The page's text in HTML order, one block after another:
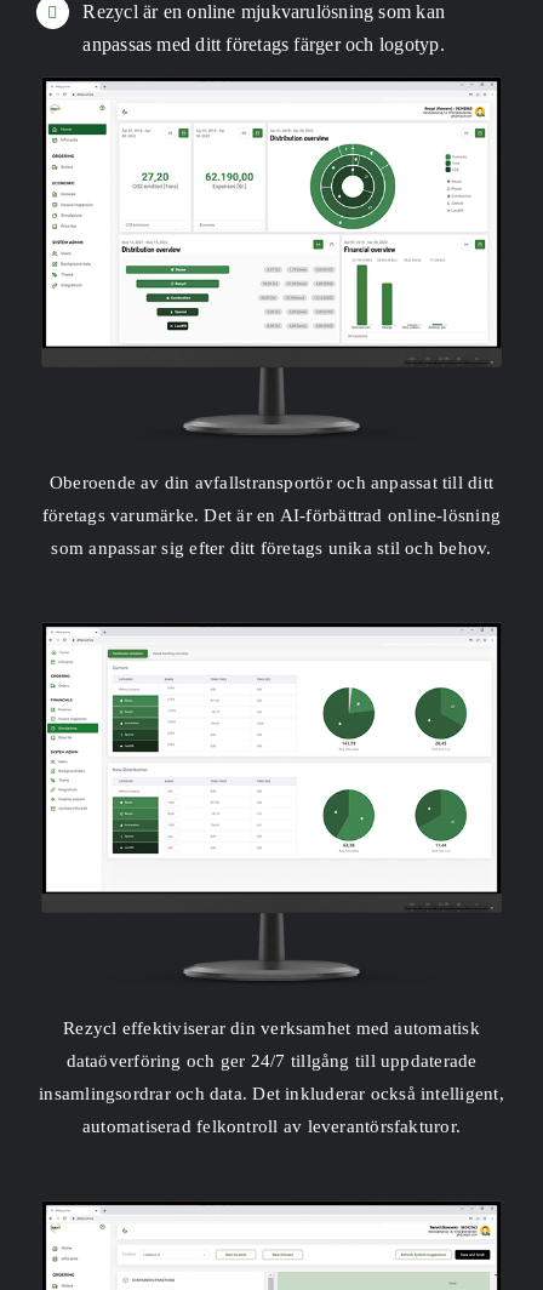
Rezycl är en online mjukvarulösning som kan
anpassas med ditt företags färger och logotyp.
Oberoende av din avfallstransportör och anpassat till ditt
företags varumärke. Det är en AI-förbättrad online-lösning
som anpassar sig efter ditt företags unika stil och behov.
Rezycl effektiviserar din verksamhet med automatisk
dataöverföring och ger 24/7 tillgång till uppdaterade
insamlingsordrar och data. Det inkluderar också intelligent,
automatiserad felkontroll av leverantörsfakturor.